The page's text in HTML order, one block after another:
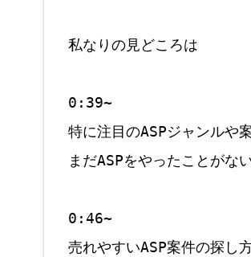
私なりの見どころは
0:39~
特に注目のASPジャンルや
まだASPをやったことがな
0:46~
売れやすいASP案件の探し